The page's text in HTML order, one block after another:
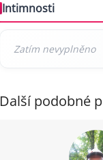
Intimnosti
Další podobné